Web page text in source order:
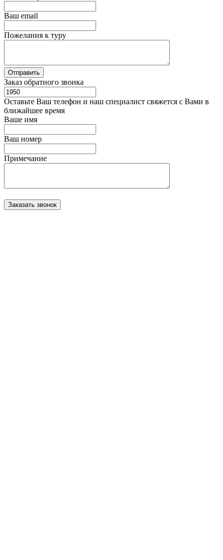
Ваш email
Пожелания к туру
Заказ обратного звонка
Оставьте Ваш телефон и наш специалист свяжется с Вами в
ближайшее время
Ваше имя
Ваш номер
Примечание